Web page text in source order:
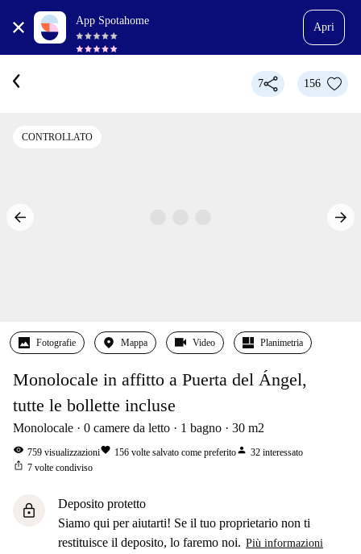
App Spotahome
Apri
7 156
CONTROLLATO
Fotografie Mappa Video Planimetria
Monolocale in affitto a Puerta del Ángel,
tutte le bollette incluse
Monolocale 0 camere da letto 1 bagno 30 m2
visibility 759 visualizzazionifavorite 156 volte salvato come preferitoperson 32 interessato
ios_share 7 volte condiviso
lock
Deposito protetto
Siamo qui per aiutarti! Se il tuo proprietario non ti
restituisce il deposito, lo faremo noi. Più informazioni